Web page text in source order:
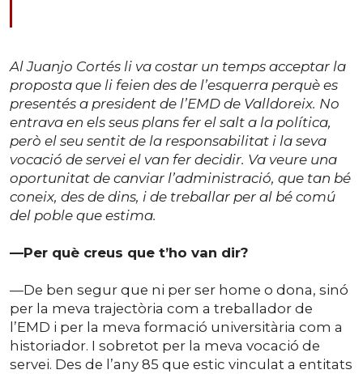
Al Juanjo Cortés li va costar un temps acceptar la
proposta que li feien des de l’esquerra perquè es
presentés a president de l’EMD de Valldoreix. No
entrava en els seus plans fer el salt a la política,
però el seu sentit de la responsabilitat i la seva
vocació de servei el van fer decidir. Va veure una
oportunitat de canviar l’administració, que tan bé
coneix, des de dins, i de treballar per al bé comú
del poble que estima.
—Per què creus que t’ho van dir?
—De ben segur que ni per ser home o dona, sinó
per la meva trajectòria com a treballador de
l’EMD i per la meva formació universitària com a
historiador. I sobretot per la meva vocació de
servei. Des de l’any 85 que estic vinculat a entitats